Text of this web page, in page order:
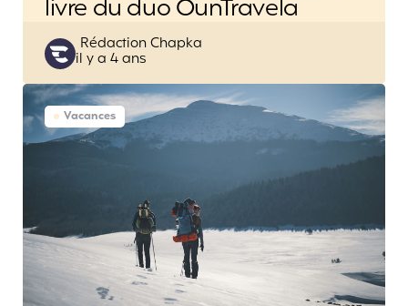
livre du duo OunTravela
Posted
by
Rédaction Chapka
il y a 4 ans
Vacances